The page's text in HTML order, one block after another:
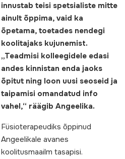
innustab teisi spetsialiste mitte
ainult õppima, vaid ka
õpetama, toetades nendegi
koolitajaks kujunemist.
„Teadmisi kolleegidele edasi
andes kinnistan enda jaoks
õpitut ning loon uusi seoseid ja
taipamisi omandatud info
vahel,“ räägib Angeelika.
Füsioterapeudiks õppinud
Angeelikale avanes
koolitusmaailm tasapisi.